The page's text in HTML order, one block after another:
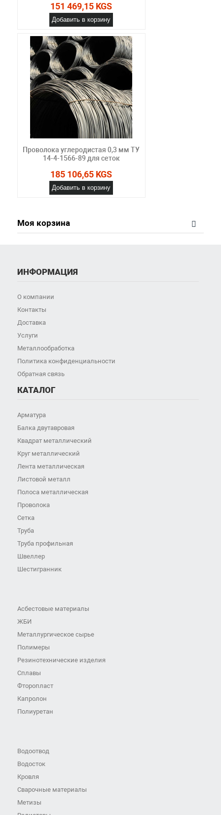
151 469,15 KGS
Добавить в корзину
Проволока углеродистая 0,3 мм ТУ
14-4-1566-89 для сеток
185 106,65 KGS
Добавить в корзину
Моя корзина
ИНФОРМАЦИЯ
О компании
Контакты
Доставка
Услуги
Металлообработка
Политика конфиденциальности
Обратная связь
КАТАЛОГ
Арматура
Балка двутавровая
Квадрат металлический
Круг металлический
Лента металлическая
Листовой металл
Полоса металлическая
Проволока
Сетка
Труба
Труба профильная
Швеллер
Шестигранник
Асбестовые материалы
ЖБИ
Металлургическое сырье
Полимеры
Резинотехнические изделия
Сплавы
Фторопласт
Капролон
Полиуретан
Водоотвод
Водосток
Кровля
Сварочные материалы
Метизы